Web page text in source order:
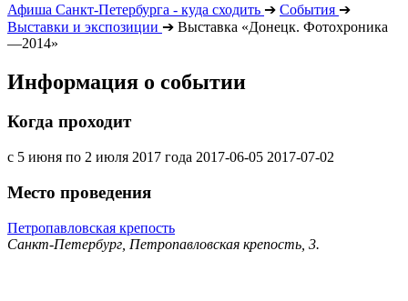
Афиша Санкт-Петербурга - куда сходить ➔ События ➔
Выставки и экспозиции ➔ Выставка «Донецк. Фотохроника
—2014»
Информация о событии
Когда проходит
с 5 июня по 2 июля 2017 года 2017-06-05 2017-07-02
Место проведения
Петропавловская крепость
Санкт-Петербург, Петропавловская крепость, 3.